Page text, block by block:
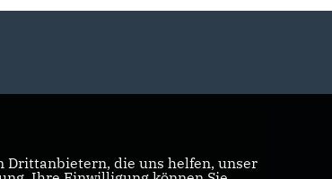
Drittanbietern, die uns helfen, unser